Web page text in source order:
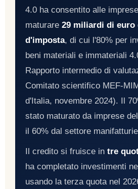
4.0 ha consentito alle
maturare 29 miliardi di euro
d'imposta, di cui l'80% per
beni materiali e immateriali
Rapporto intermedio di
Comitato scientifico MEF-
d'Italia, novembre 2024). Il
stato maturato da imprese
il 60% dal settore
Il credito si fruisce in tre
ha completato investimenti
usando la terza quota nel